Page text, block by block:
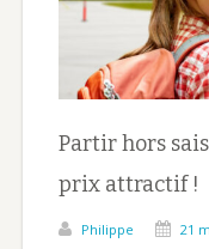
Partir hors
prix attractif !
Philippe 21